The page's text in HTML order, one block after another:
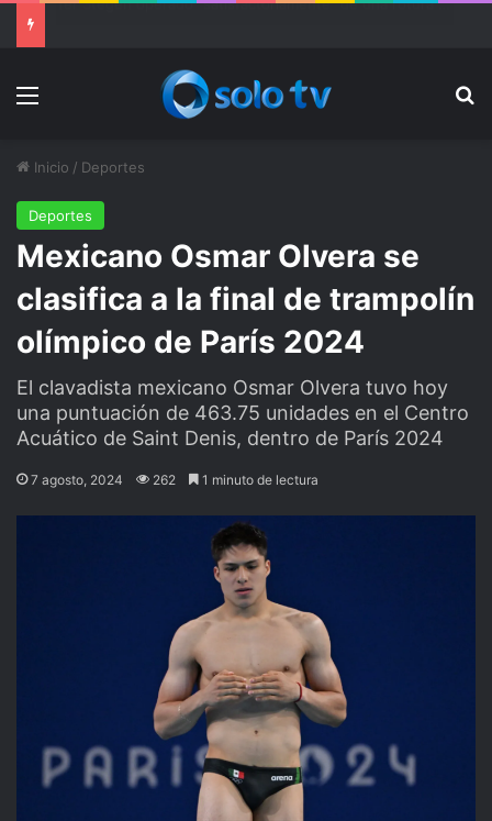
Menu
Inicio / Deportes
Deportes
Mexicano Osmar Olvera se
clasifica a la final de trampolín
olímpico de París 2024
El clavadista mexicano Osmar Olvera tuvo hoy
una puntuación de 463.75 unidades en el Centro
Acuático de Saint Denis, dentro de París 2024
7 agosto, 2024 262 1 minuto de lectura